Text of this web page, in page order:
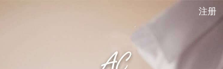
注册